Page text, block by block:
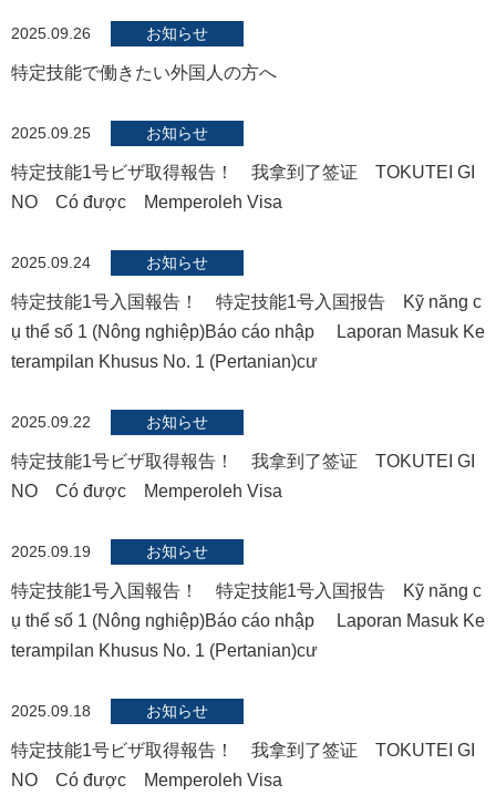
2025.09.26 お知らせ
特定技能で働きたい外国人の方へ
2025.09.25 お知らせ
特定技能1号ビザ取得報告！ 我拿到了签证 TOKUTEI GI
NO Có được Memperoleh Visa
2025.09.24 お知らせ
特定技能1号入国報告！ 特定技能1号入国报告 Kỹ năng c
ụ thể số 1 (Nông nghiệp)Báo cáo nhập Laporan Masuk Ke
terampilan Khusus No. 1 (Pertanian)cư
2025.09.22 お知らせ
特定技能1号ビザ取得報告！ 我拿到了签证 TOKUTEI GI
NO Có được Memperoleh Visa
2025.09.19 お知らせ
特定技能1号入国報告！ 特定技能1号入国报告 Kỹ năng c
ụ thể số 1 (Nông nghiệp)Báo cáo nhập Laporan Masuk Ke
terampilan Khusus No. 1 (Pertanian)cư
2025.09.18 お知らせ
特定技能1号ビザ取得報告！ 我拿到了签证 TOKUTEI GI
NO Có được Memperoleh Visa